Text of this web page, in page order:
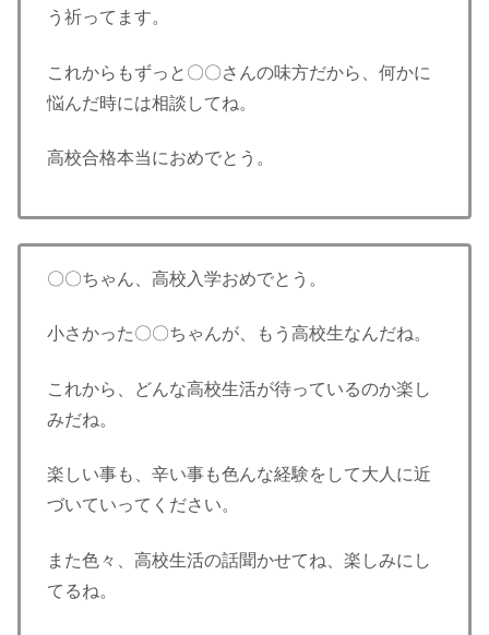
う祈ってます。
これからもずっと〇〇さんの味方だから、何かに
悩んだ時には相談してね。
高校合格本当におめでとう。
〇〇ちゃん、高校入学おめでとう。
小さかった〇〇ちゃんが、もう高校生なんだね。
これから、どんな高校生活が待っているのか楽し
みだね。
楽しい事も、辛い事も色んな経験をして大人に近
づいていってください。
また色々、高校生活の話聞かせてね、楽しみにし
てるね。